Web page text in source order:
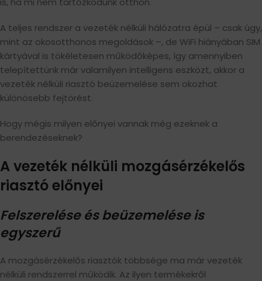
A teljes rendszer a vezeték nélküli hálózatra épül – csak úgy,
mint az okosotthonos megoldások –, de WiFi hiányában SIM
kártyával is tökéletesen működőképes, így amennyiben
telepítettünk már valamilyen intelligens eszközt, akkor a
vezeték nélküli riasztó beüzemelése sem okozhat
különösebb fejtörést.
Hogy mégis milyen előnyei vannak még ezeknek a
berendezéseknek?
A vezeték nélküli mozgásérzékelős
riasztó előnyei
Felszerelése és beüzemelése is
egyszerű
A mozgásérzékelős riasztók többsége ma már vezeték
nélküli rendszerrel működik. Az ilyen termékekről